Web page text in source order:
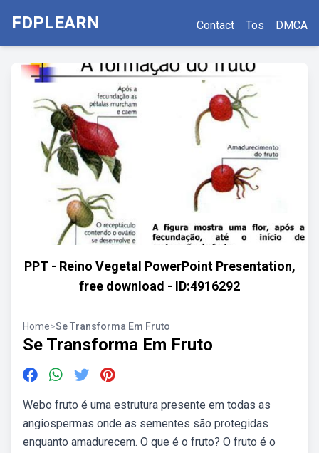
FDPLEARN Contact Tos DMCA
PPT - Reino Vegetal PowerPoint Presentation,
free download - ID:4916292
Home>Se Transforma Em Fruto
Se Transforma Em Fruto
Webo fruto é uma estrutura presente em todas as
angiospermas onde as sementes são protegidas
enquanto amadurecem. O que é o fruto? O fruto é o